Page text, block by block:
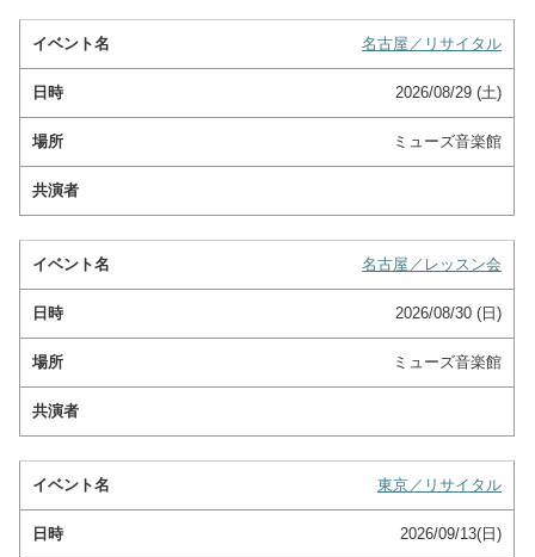
名古屋／リサイタル
2026/08/29 (土)
ミューズ音楽館
名古屋／レッスン会
2026/08/30 (日)
ミューズ音楽館
東京／リサイタル
2026/09/13(日)